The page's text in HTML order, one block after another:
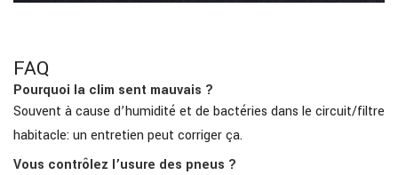
FAQ
Pourquoi la clim sent mauvais ?
Souvent à cause d’humidité et de bactéries dans le circuit/filtre
habitacle: un entretien peut corriger ça.
Vous contrôlez l’usure des pneus ?